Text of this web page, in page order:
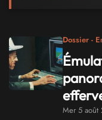
Dossier -
Mer 5 août